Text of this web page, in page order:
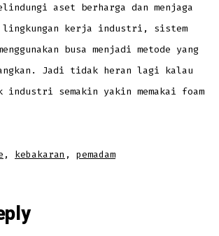
aset berharga dan menjaga
lingkungan kerja industri, sistem
busa menjadi metode yang
Jadi tidak heran lagi kalau
industri semakin yakin memakai foam
, kebakaran , pemadam